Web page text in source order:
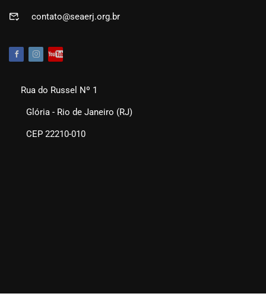
contato@seaerj.org.br
Rua do Russel Nº 1
Glória - Rio de Janeiro (RJ)
CEP 22210-010